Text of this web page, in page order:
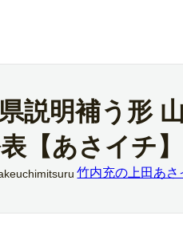
説明補う形
【あさイチ】
竹内充の上田あさ